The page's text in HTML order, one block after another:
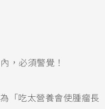
，必須警覺！
「吃太營養會使腫瘤長